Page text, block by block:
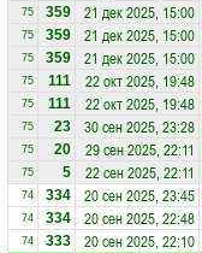
75 359 21 дек 2025, 15:00
75 359 21 дек 2025, 15:00
75 359 21 дек 2025, 15:00
75 111 22 окт 2025, 19:48
75 111 22 окт 2025, 19:48
75 23 30 сен 2025, 23:28
75 20 29 сен 2025, 22:11
75 5 22 сен 2025, 22:11
74 334 20 сен 2025, 23:45
74 334 20 сен 2025, 22:48
74 333 20 сен 2025, 22:10